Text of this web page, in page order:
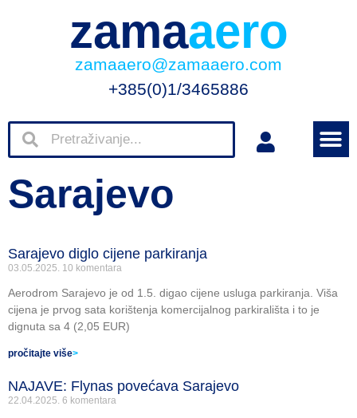
zamaaero
zamaaero@zamaaero.com
+385(0)1/3465886
Sarajevo
Sarajevo diglo cijene parkiranja
03.05.2025. 10 komentara
Aerodrom Sarajevo je od 1.5. digao cijene usluga parkiranja. Viša
cijena je prvog sata korištenja komercijalnog parkirališta i to je
dignuta sa 4 (2,05 EUR)
pročitajte više>
NAJAVE: Flynas povećava Sarajevo
22.04.2025. 6 komentara